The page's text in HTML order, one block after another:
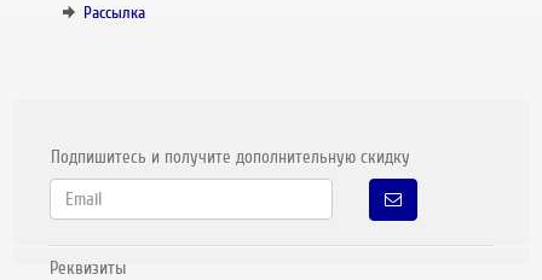
Рассылка
Подпишитесь и получите дополнительную скидку
Реквизиты